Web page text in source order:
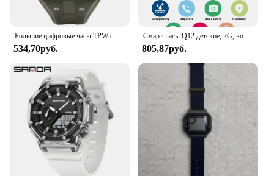
534,70руб.
Смарт-часы Q12 детские, 2G, водостойкие, GPS
805,87руб.